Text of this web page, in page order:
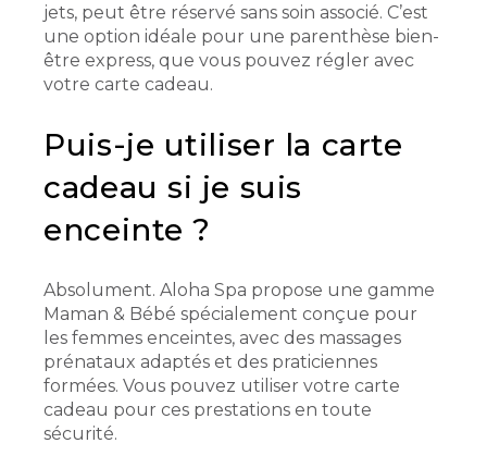
jets, peut être réservé sans soin associé. C’est
une option idéale pour une parenthèse bien-
être express, que vous pouvez régler avec
votre carte cadeau.
Puis-je utiliser la carte
cadeau si je suis
enceinte ?
Absolument. Aloha Spa propose une gamme
Maman & Bébé spécialement conçue pour
les femmes enceintes, avec des massages
prénataux adaptés et des praticiennes
formées. Vous pouvez utiliser votre carte
cadeau pour ces prestations en toute
sécurité.